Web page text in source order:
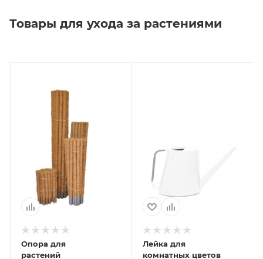
Товары для ухода за растениями
Опора для
растений
Лейка для
комнатных цветов